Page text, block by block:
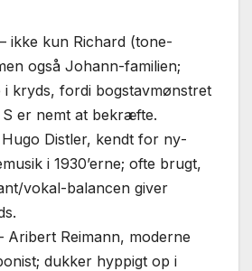
– ikke kun Richard (tone­
også Johann-familien;
i kryds, fordi bogstav­mønstret
S er nemt at bekræfte.
Hugo Distler, kendt for ny­
i 1930’erne; ofte brugt,
vokal-balancen giver
Aribert Reimann, moderne
dukker hyppigt op i